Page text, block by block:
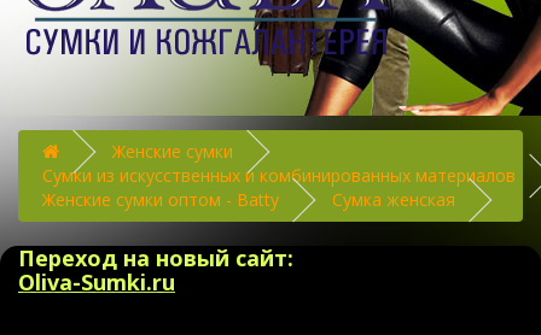
Женские сумки
Сумки из искусственных и комбинированных материалов
Женские сумки оптом - Batty
Сумка женская
Переход на новый сайт:
Oliva-Sumki.ru